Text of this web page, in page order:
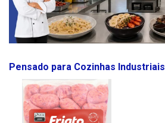
Pensado para Cozinhas Industriais